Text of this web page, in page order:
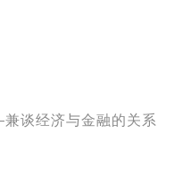
谈经济与金融的关系